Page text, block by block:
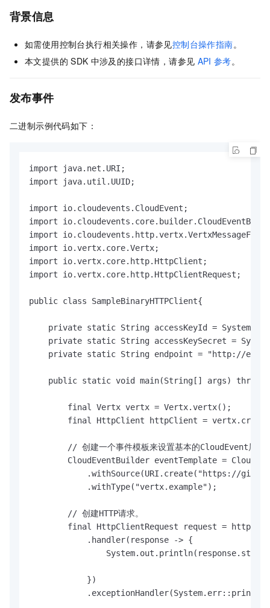
背景信息
如需使用控制台执行相关操作，请参见控制台操作指南。
本文提供的 SDK 中涉及的接口详情，请参见 API 参考。
发布事件
二进制示例代码如下：
import java.net.URI;
import java.util.UUID;
import io.cloudevents.CloudEvent;
import
import
import io.vertx.core.Vertx;
import io.vertx.core.http.HttpClient;
import io.vertx.core.http.HttpClientRequest;
public class SampleBinaryHTTPClient{
private static String accessKeyId =
private static String accessKeySecret =
private static String endpoint = "http://
public static void main(String[] args) throws
        final Vertx vertx = Vertx.vertx();
final HttpClient httpClient =
// 创建一个事件模板来设置基本的CloudEvent属性
CloudEventBuilder eventTemplate =
.withSource(URI.create("https://
            .withType("vertx.example");
        // 创建HTTP请求。
final HttpClientRequest request =
            .handler(response -> {
            })